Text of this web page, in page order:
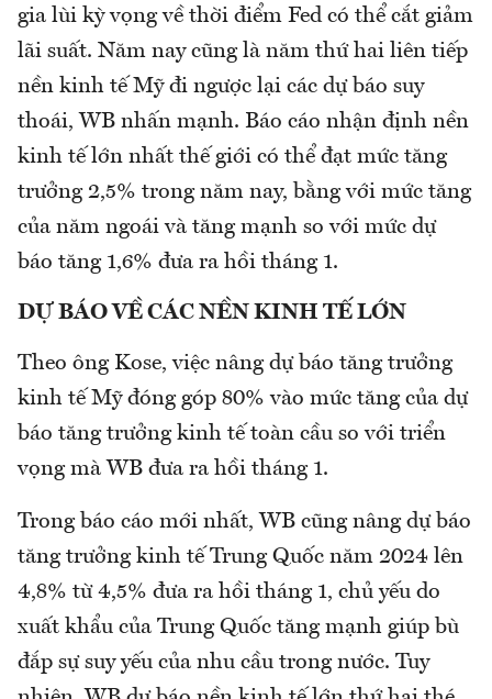
gia lùi kỳ vọng về thời điểm Fed có thể cắt giảm
lãi suất. Năm nay cũng là năm thứ hai liên tiếp
nền kinh tế Mỹ đi ngược lại các dự báo suy
thoái, WB nhấn mạnh. Báo cáo nhận định nền
kinh tế lớn nhất thế giới có thể đạt mức tăng
trưởng 2,5% trong năm nay, bằng với mức tăng
của năm ngoái và tăng mạnh so với mức dự
báo tăng 1,6% đưa ra hồi tháng 1.
DỰ BÁO VỀ CÁC NỀN KINH TẾ LỚN
Theo ông Kose, việc nâng dự báo tăng trưởng
kinh tế Mỹ đóng góp 80% vào mức tăng của dự
báo tăng trưởng kinh tế toàn cầu so với triển
vọng mà WB đưa ra hồi tháng 1.
Trong báo cáo mới nhất, WB cũng nâng dự báo
tăng trưởng kinh tế Trung Quốc năm 2024 lên
4,8% từ 4,5% đưa ra hồi tháng 1, chủ yếu do
xuất khẩu của Trung Quốc tăng mạnh giúp bù
đắp sự suy yếu của nhu cầu trong nước. Tuy